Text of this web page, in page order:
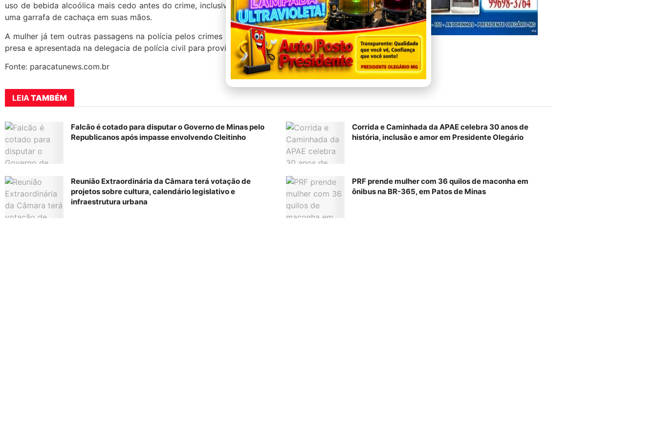
uso de bebida alcoólica mais cedo antes do crime, inclusive no momento da prisão estava com
uma garrafa de cachaça em suas mãos.
A mulher já tem outras passagens na polícia pelos crimes de homicídio e lesão corporal. Ela foi
presa e apresentada na delegacia de polícia civil para providências legais pertinentes.
Fonte: paracatunews.com.br
LEIATAMBÉM
Falcão é cotado para disputar o Governo de Minas pelo
Republicanos após impasse envolvendo Cleitinho
Corrida e Caminhada da APAE celebra 30 anos de
história, inclusão e amor em Presidente Olegário
Reunião Extraordinária da Câmara terá votação de
projetos sobre cultura, calendário legislativo e
infraestrutura urbana
PRF prende mulher com 36 quilos de maconha em
ônibus na BR-365, em Patos de Minas